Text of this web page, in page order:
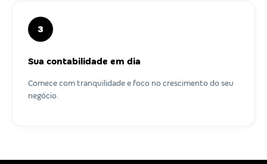
3
Sua contabilidade em dia
Comece com tranquilidade e foco no crescimento do seu
negócio.